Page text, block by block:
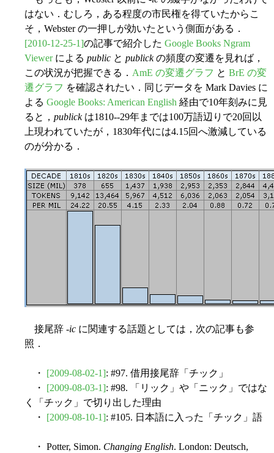
はない．むしろ，ある程度の市民権を得ていたからこ
そ，Webster の一押しが効いたという側面がある．
[2010-12-25-1]の記事で紹介した Google Books Ngram
Viewerによる public と publickの頻度の変遷を見れば，
この状況が把握できる． AmE の変遷グラフ と BrE の変
遷グラフ を確認されたい．同じデータを Mark Davies に
よる Google Books: American English 経由で10年刻みに見
ると， publickは1810--29年までは100万語辺りで20回以
上現われていたが，1830年代には4.15回へ激減している
のが分かる．
接尾辞 -ic に関連する話題としては，次の記事も参
照．
・ [2009-08-02-1]: #97. 借用接尾辞「チック」
・ [2009-08-03-1]: #98. 「リック」や「ニック」ではな
く「チック」で切り出した理由
・ [2009-08-10-1]: #105. 日本語に入った「チック」語
・ Potter, Simon. Changing English. London: Deutsch,